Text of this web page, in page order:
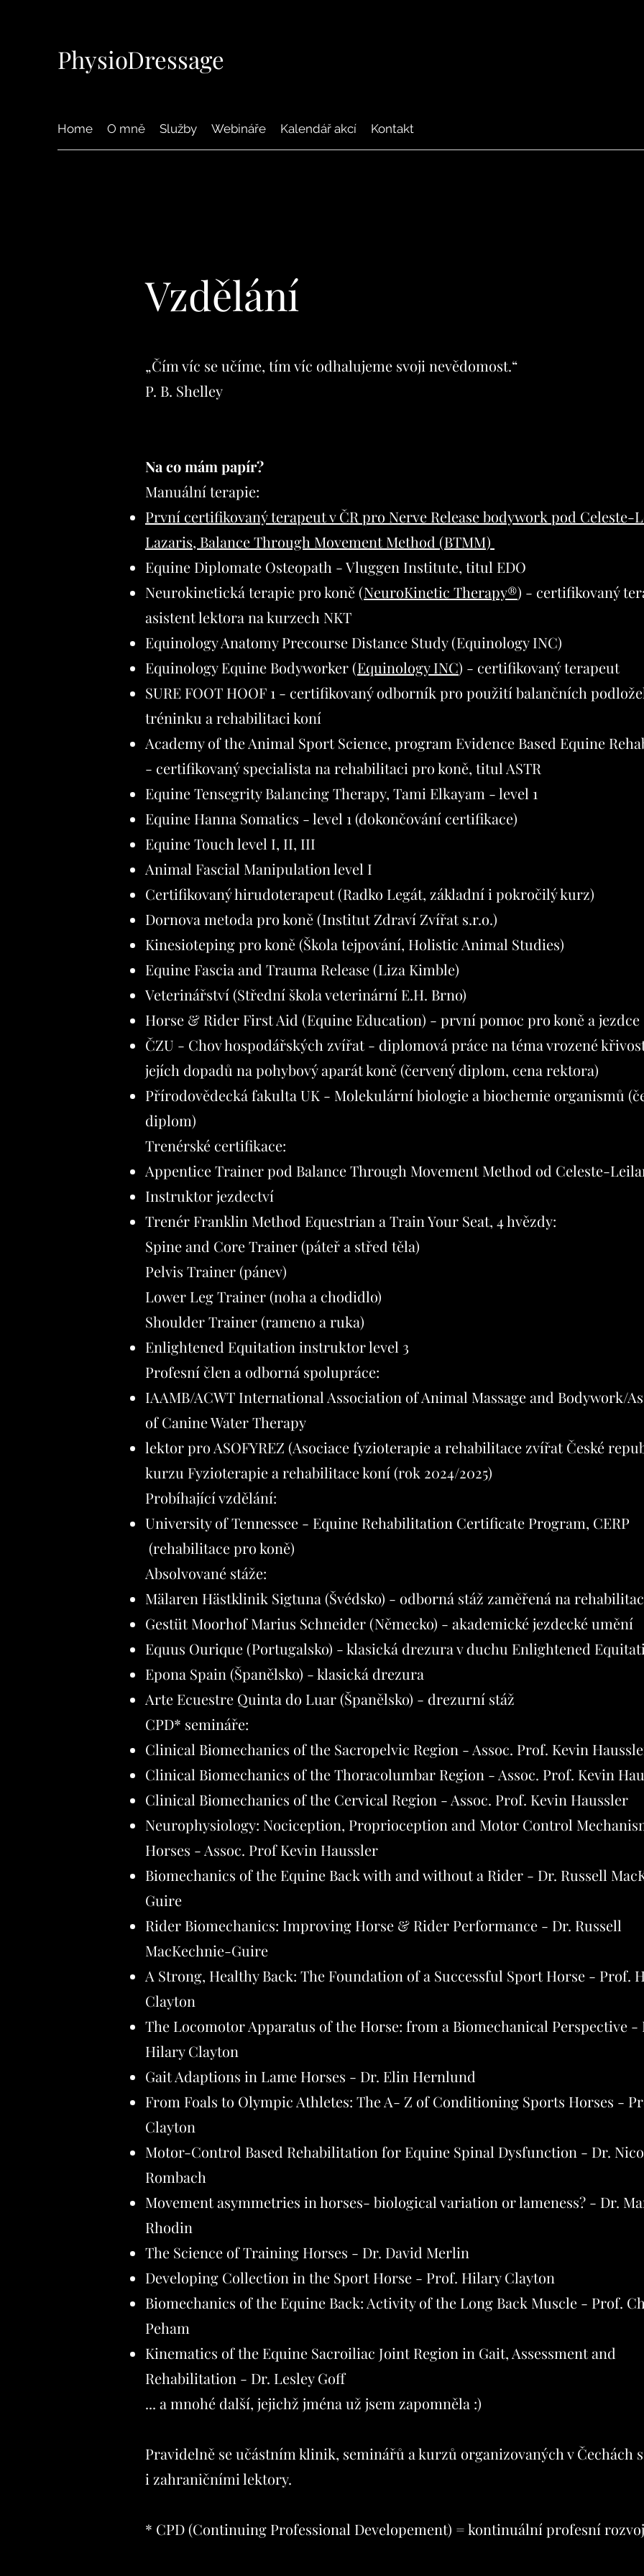
PhysioDressage
Home O mně Služby Webináře Kalendář akcí Kontakt
Vzdělání
„Čím víc se učíme, tím víc odhalujeme svoji nevědomost.“
P. B. Shelley
Na co mám papír?
Manuální terapie:
První certifikovaný terapeut v ČR pro Nerve Release bodywork pod Celeste-
Lazaris, Balance Through Movement Method (BTMM)
Equine Diplomate Osteopath - Vluggen Institute, titul EDO
Neurokinetická terapie pro koně (NeuroKinetic Therapy®) - certifikovaný
asistent lektora na kurzech NKT
Equinology Anatomy Precourse Distance Study (Equinology INC)
Equinology Equine Bodyworker (Equinology INC) - certifikovaný terapeut
SURE FOOT HOOF 1 - certifikovaný odborník pro použití balančních
tréninku a rehabilitaci koní
Academy of the Animal Sport Science, program Evidence Based Equine
- certifikovaný specialista na rehabilitaci pro koně, titul ASTR
Equine Tensegrity Balancing Therapy, Tami Elkayam - level 1
Equine Hanna Somatics - level 1 (dokončování certifikace)
Equine Touch level I, II, III
Animal Fascial Manipulation level I
Certifikovaný hirudoterapeut (Radko Legát, základní i pokročilý kurz)
Dornova metoda pro koně (Institut Zdraví Zvířat s.r.o.)
Kinesioteping pro koně (Škola tejpování, Holistic Animal Studies)
Equine Fascia and Trauma Release (Liza Kimble)
Veterinářství (Střední škola veterinární E.H. Brno)
Horse & Rider First Aid (Equine Education) - první pomoc pro koně a jezdce
ČZU - Chov hospodářských zvířat - diplomová práce na téma vrozené
jejích dopadů na pohybový aparát koně (červený diplom, cena rektora)
Přírodovědecká fakulta UK - Molekulární biologie a biochemie organismů
diplom)
Trenérské certifikace:
Appentice Trainer pod Balance Through Movement Method od Celeste-
Instruktor jezdectví
Trenér Franklin Method Equestrian a Train Your Seat, 4 hvězdy:
Spine and Core Trainer (páteř a střed těla)
Pelvis Trainer (pánev)
Lower Leg Trainer (noha a chodidlo)
Shoulder Trainer (rameno a ruka)
Enlightened Equitation instruktor level 3
Profesní člen a odborná spolupráce:
IAAMB/ACWT International Association of Animal Massage and Bodywork/
of Canine Water Therapy
lektor pro ASOFYREZ (Asociace fyzioterapie a rehabilitace zvířat České
kurzu Fyzioterapie a rehabilitace koní (rok 2024/2025)
Probíhající vzdělání:​
University of Tennessee - Equine Rehabilitation Certificate Program, CERP
(rehabilitace pro koně)
Absolvované stáže:
Mälaren Hästklinik Sigtuna (Švédsko) - odborná stáž zaměřená na
Gestüt Moorhof Marius Schneider (Německo) - akademické jezdecké umění
Equus Ourique (Portugalsko) - klasická drezura v duchu Enlightened
Epona Spain (Španělsko) - klasická drezura
Arte Ecuestre Quinta do Luar (Španělsko) - drezurní stáž
CPD* semináře:
Clinical Biomechanics of the Sacropelvic Region - Assoc. Prof. Kevin
Clinical Biomechanics of the Thoracolumbar Region - Assoc. Prof. Kevin
Clinical Biomechanics of the Cervical Region - Assoc. Prof. Kevin Haussler
Neurophysiology: Nociception, Proprioception and Motor Control
Horses - Assoc. Prof Kevin Haussler
Biomechanics of the Equine Back with and without a Rider - Dr. Russell
Guire
Rider Biomechanics: Improving Horse & Rider Performance - Dr. Russell
MacKechnie-Guire
A Strong, Healthy Back: The Foundation of a Successful Sport Horse - Prof.
Clayton
The Locomotor Apparatus of the Horse: from a Biomechanical Perspective -
Hilary Clayton
Gait Adaptions in Lame Horses - Dr. Elin Hernlund
From Foals to Olympic Athletes: The A- Z of Conditioning Sports Horses -
Clayton
Motor-Control Based Rehabilitation for Equine Spinal Dysfunction - Dr.
Rombach
Movement asymmetries in horses- biological variation or lameness? - Dr.
Rhodin
The Science of Training Horses - Dr. David Merlin
Developing Collection in the Sport Horse - Prof. Hilary Clayton
Biomechanics of the Equine Back: Activity of the Long Back Muscle - Prof.
Peham
Kinematics of the Equine Sacroiliac Joint Region in Gait, Assessment and
Rehabilitation - Dr. Lesley Goff
... a mnohé další, jejichž jména už jsem zapomněla :)
Pravidelně se učástním klinik, seminářů a kurzů organizovaných v Čechách
i zahraničními lektory.
* CPD (Continuing Professional Developement) = kontinuální profesní rozvoj